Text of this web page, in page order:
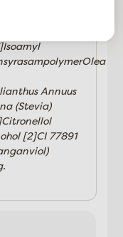
Annuus
(Stevia)
[2]CI 77891